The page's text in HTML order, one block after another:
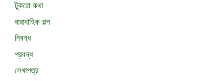
টুকরো কথা
ধারাবাহিক গল্প
নিবন্ধ
প্রবন্ধ
লেখাপত্র